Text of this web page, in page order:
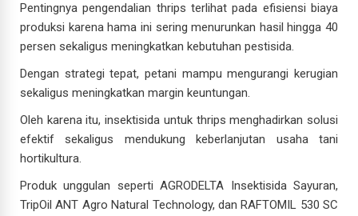
Pentingnya pengendalian thrips terlihat pada efisiensi biaya
produksi karena hama ini sering menurunkan hasil hingga 40
persen sekaligus meningkatkan kebutuhan pestisida.
Dengan strategi tepat, petani mampu mengurangi kerugian
sekaligus meningkatkan margin keuntungan.
Oleh karena itu, insektisida untuk thrips menghadirkan solusi
efektif sekaligus mendukung keberlanjutan usaha tani
hortikultura.
Produk unggulan seperti AGRODELTA Insektisida Sayuran,
TripOil ANT Agro Natural Technology, dan RAFTOMIL 530 SC